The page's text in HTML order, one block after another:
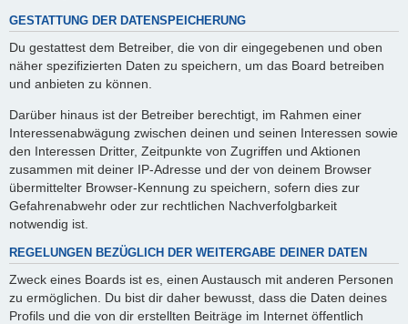
GESTATTUNG DER DATENSPEICHERUNG
Du gestattest dem Betreiber, die von dir eingegebenen und oben
näher spezifizierten Daten zu speichern, um das Board betreiben
und anbieten zu können.
Darüber hinaus ist der Betreiber berechtigt, im Rahmen einer
Interessenabwägung zwischen deinen und seinen Interessen sowie
den Interessen Dritter, Zeitpunkte von Zugriffen und Aktionen
zusammen mit deiner IP-Adresse und der von deinem Browser
übermittelter Browser-Kennung zu speichern, sofern dies zur
Gefahrenabwehr oder zur rechtlichen Nachverfolgbarkeit
notwendig ist.
REGELUNGEN BEZÜGLICH DER WEITERGABE DEINER DATEN
Zweck eines Boards ist es, einen Austausch mit anderen Personen
zu ermöglichen. Du bist dir daher bewusst, dass die Daten deines
Profils und die von dir erstellten Beiträge im Internet öffentlich